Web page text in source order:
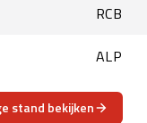
RCB
ALP
stand bekijken